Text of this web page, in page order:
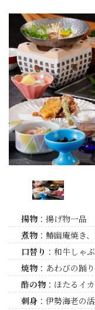
揚物：揚げ物一品
煮物：鰆幽庵焼き
口替り ：和牛しゃ
焼物：あわびの踊
酢の物：ほたるイカ
刺身：伊勢海老の